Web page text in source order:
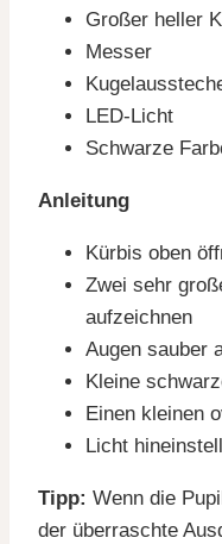
Großer heller
Messer
LED-Licht
Schwarze
Anleitung
Kürbis oben
Zwei sehr
aufzeichnen
Augen sauber
Kleine
Einen kleinen
Licht
Tipp: Wenn die
der überraschte